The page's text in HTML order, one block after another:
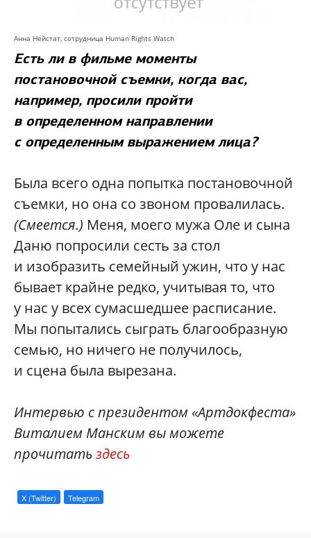
Анна Нейстат, сотрудница Human Rights Watch
Есть ли в фильме моменты
постановочной съемки, когда вас,
например, просили пройти
в определенном направлении
с определенным выражением лица?
Была всего одна попытка постановочной
съемки, но она со звоном провалилась.
(Смеется.) Меня, моего мужа Оле и сына
Даню попросили сесть за стол
и изобразить семейный ужин, что у нас
бывает крайне редко, учитывая то, что
у нас у всех сумасшедшее расписание.
Мы попытались сыграть благообразную
семью, но ничего не получилось,
и сцена была вырезана.
Интервью с президентом «Артдокфеста»
Виталием Манским вы можете
прочитать здесь
X (Twitter) Telegram